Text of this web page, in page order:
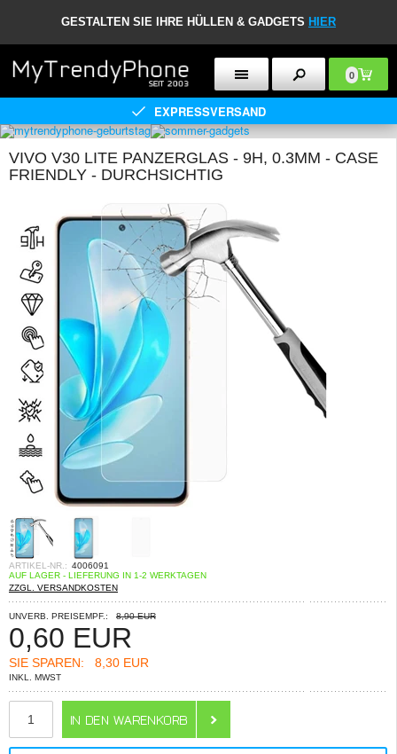
GESTALTEN SIE IHRE HÜLLEN & GADGETS HIER
0
EXPRESSVERSAND
VIVO V30 LITE PANZERGLAS - 9H, 0.3MM - CASE
FRIENDLY - DURCHSICHTIG
ARTIKEL-NR.: 4006091
AUF LAGER - LIEFERUNG IN 1-2 WERKTAGEN
ZZGL. VERSANDKOSTEN
UNVERB. PREISEMPF.: 8,90 EUR
0,60 EUR
SIE SPAREN: 8,30 EUR
INKL. MWST